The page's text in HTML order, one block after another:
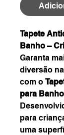
Tapete
Banho –
Garanta
diversão
com o
para
para
uma